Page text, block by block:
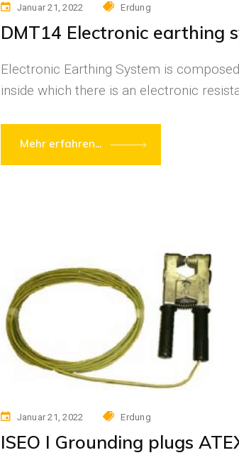
Januar 21, 2022 Erdung
DMT14 Electronic earthing
Electronic Earthing System is
inside which there is an electronic
Mehr erfahren...
Januar 21, 2022 Erdung
ISEO I Grounding plugs